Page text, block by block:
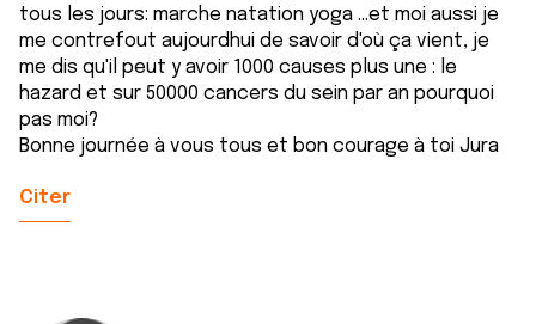
tous les jours: marche natation yoga ...et moi aussi je
me contrefout aujourdhui de savoir d'où ça vient, je
me dis qu'il peut y avoir 1000 causes plus une : le
hazard et sur 50000 cancers du sein par an pourquoi
pas moi?
Bonne journée à vous tous et bon courage à toi Jura
Citer